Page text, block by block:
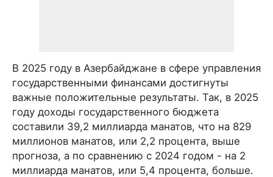
В 2025 году в Азербайджане в сфере управления
государственными финансами достигнуты
важные положительные результаты. Так, в 2025
году доходы государственного бюджета
составили 39,2 миллиарда манатов, что на 829
миллионов манатов, или 2,2 процента, выше
прогноза, а по сравнению с 2024 годом - на 2
миллиарда манатов, или 5,4 процента, больше.